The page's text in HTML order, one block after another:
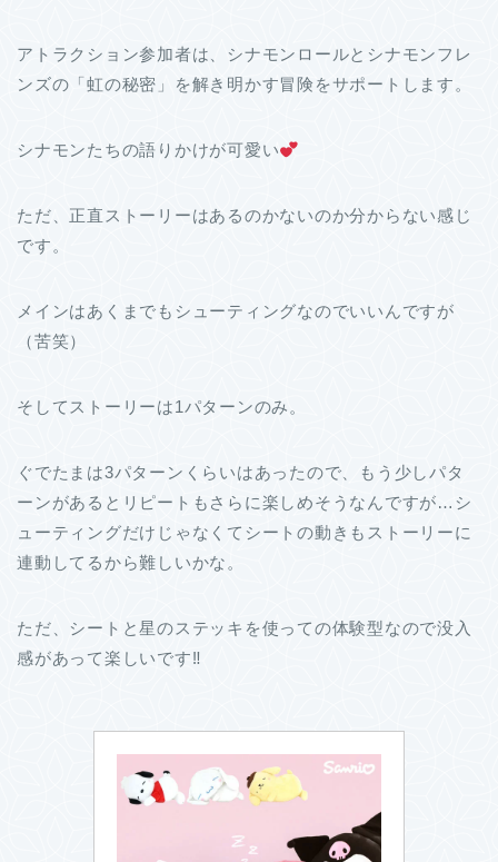
アトラクション参加者は、シナモンロールとシナモンフレ
ンズの「虹の秘密」を解き明かす冒険をサポートします。
シナモンたちの語りかけが可愛い
ただ、正直ストーリーはあるのかないのか分からない感じ
です。
メインはあくまでもシューティングなのでいいんですが
（苦笑）
そしてストーリーは1パターンのみ。
ぐでたまは3パターンくらいはあったので、もう少しパタ
ーンがあるとリピートもさらに楽しめそうなんですが…シ
ューティングだけじゃなくてシートの動きもストーリーに
連動してるから難しいかな。
ただ、シートと星のステッキを使っての体験型なので没入
感があって楽しいです‼